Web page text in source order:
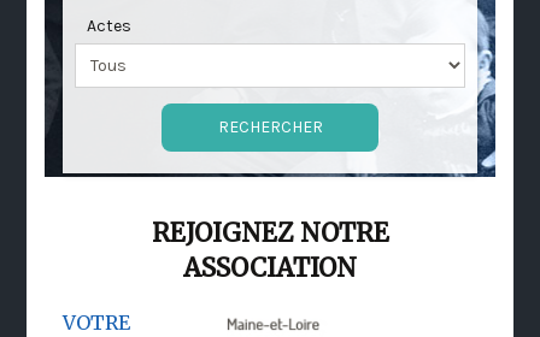
Actes
REJOIGNEZ NOTRE
ASSOCIATION
VOTRE